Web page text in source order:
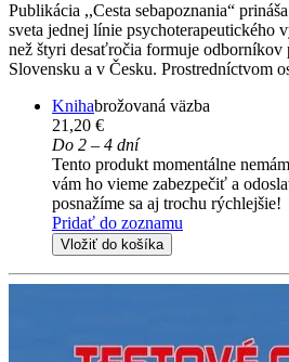
Publikácia ,,Cesta sebapoznania“
sveta jednej línie psychoterapeutického
než štyri desaťročia formuje odborníkov
Slovensku a v Česku. Prostredníctvom
Knihabrožovaná väzba
21,20 €
Do 2 – 4 dní
Tento produkt momentálne
vám ho vieme zabezpečiť a
posnažíme sa aj trochu rýchlejšie!
Pridať do zoznamu
Vložiť do košíka